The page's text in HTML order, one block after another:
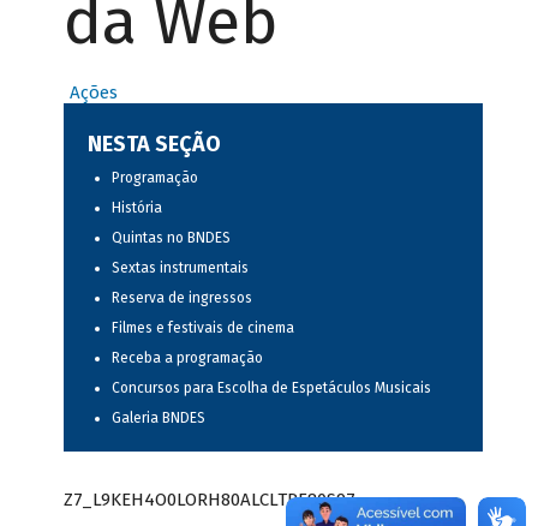
da Web
Ações
NESTA SEÇÃO
Programação
História
Quintas no BNDES
Sextas instrumentais
Reserva de ingressos
Filmes e festivais de cinema
Receba a programação
Concursos para Escolha de Espetáculos Musicais
Galeria BNDES
Z7_L9KEH4O0LORH80ALCLTPF80S97